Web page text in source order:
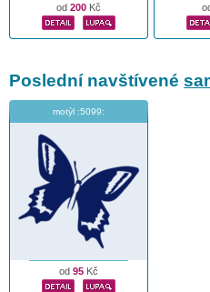
od 200 Kč
Poslední navštívené
motýl :5099:
od 95 Kč